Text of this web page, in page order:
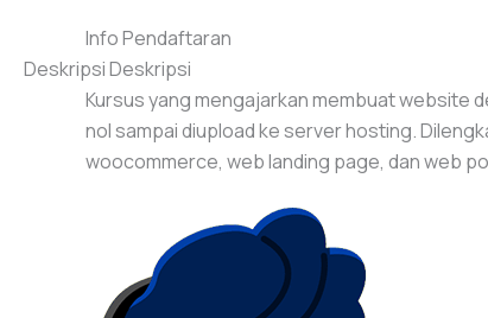
Info Pendaftaran
Deskripsi Deskripsi
Kursus yang mengajarkan membuat website
nol sampai diupload ke server hosting.
woocommerce, web landing page, dan web